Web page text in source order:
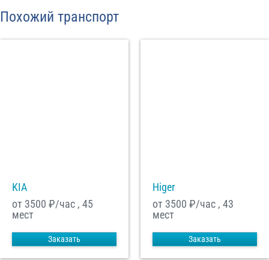
Похожий транспорт
KIA
от 3500 ₽/час , 45
мест
Заказать
Higer
от 3500 ₽/час , 43
мест
Заказать